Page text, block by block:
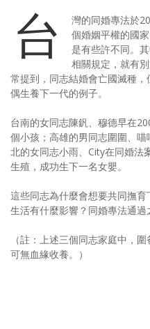
台
灣的同婚專法於
個婚姻平權的國
是有些許不同。
相關規定，就有
常提到，同志結婚會亡國滅種
偶生養下一代的例子。
台南的女同志陳釩、穆德早在
個小孩；高雄的男同志圍圍、
北的女同志小雨、City在同婚法
生殖，成功生下一名女嬰。
這些同志為什麼會想要共同撫
生活有什麼影響？同婚專法通過
（註：上述三個同志家庭中，
可無血緣收養。）